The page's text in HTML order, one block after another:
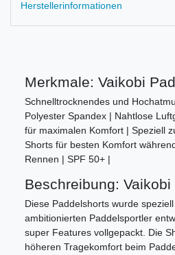
Herstellerinformationen
Merkmale: Vaikobi
Schnelltrocknendes und
Polyester Spandex | Nahtlose
für maximalen Komfort | Speziell
Shorts für besten Komfort
Rennen | SPF 50+ |
Beschreibung:
Diese Paddelshorts wurde
ambitionierten Paddelsportler
super Features vollgepackt. Die
höheren Tragekomfort beim